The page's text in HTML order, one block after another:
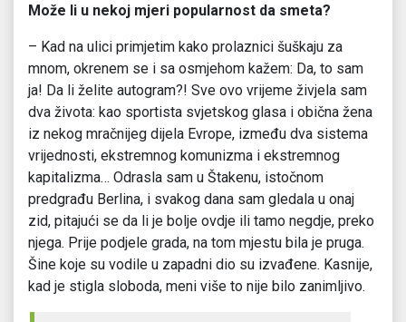
Može li u nekoj mjeri popularnost da smeta?
– Kad na ulici primjetim kako prolaznici šuškaju za
mnom, okrenem se i sa osmjehom kažem: Da, to sam
ja! Da li želite autogram?! Sve ovo vrijeme živjela sam
dva života: kao sportista svjetskog glasa i obična žena
iz nekog mračnijeg dijela Evrope, između dva sistema
vrijednosti, ekstremnog komunizma i ekstremnog
kapitalizma… Odrasla sam u Štakenu, istočnom
predgrađu Berlina, i svakog dana sam gledala u onaj
zid, pitajući se da li je bolje ovdje ili tamo negdje, preko
njega. Prije podjele grada, na tom mjestu bila je pruga.
Šine koje su vodile u zapadni dio su izvađene. Kasnije,
kad je stigla sloboda, meni više to nije bilo zanimljivo.